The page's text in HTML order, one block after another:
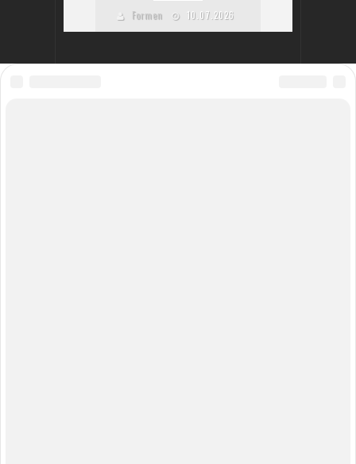
Formen 19.06.2026